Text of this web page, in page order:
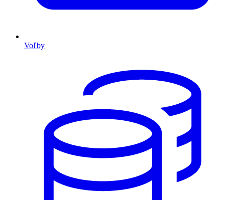
Voľby